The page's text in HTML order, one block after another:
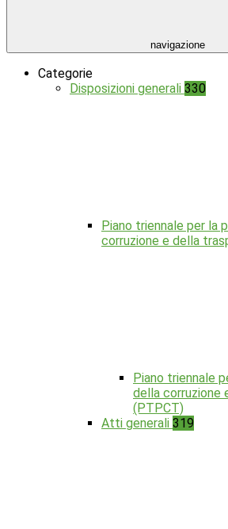
navigazione
Categorie
Disposizioni generali 330
Piano triennale per la
corruzione e della
Piano triennale
della corruzione
(PTPCT)
Atti generali 319